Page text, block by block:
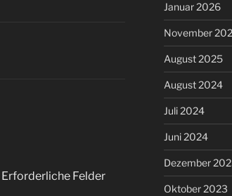
Erforderliche Felder
Januar 2026
November
August 2025
August 2024
Juli 2024
Juni 2024
Dezember
Oktober 2023